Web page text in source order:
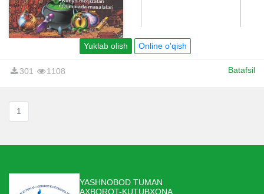
Yuklab olish Online o'qish
301 1108 Batafsil
1
YASHNOBOD TUMAN
AXBOROT-KUTUBXONA